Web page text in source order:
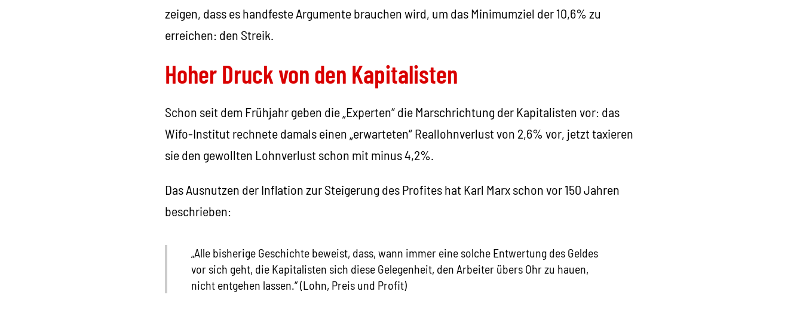
zeigen, dass es handfeste Argumente brauchen wird, um das Minimumziel der 10,6% zu
erreichen: den Streik.
Hoher Druck von den Kapitalisten
Schon seit dem Frühjahr geben die „Experten“ die Marschrichtung der Kapitalisten vor: das
Wifo-Institut rechnete damals einen „erwarteten“ Reallohnverlust von 2,6% vor, jetzt taxieren
sie den gewollten Lohnverlust schon mit minus 4,2%.
Das Ausnutzen der Inflation zur Steigerung des Profites hat Karl Marx schon vor 150 Jahren
beschrieben:
„Alle bisherige Geschichte beweist, dass, wann immer eine solche Entwertung des Geldes
vor sich geht, die Kapitalisten sich diese Gelegenheit, den Arbeiter übers Ohr zu hauen,
nicht entgehen lassen.“ (Lohn, Preis und Profit)